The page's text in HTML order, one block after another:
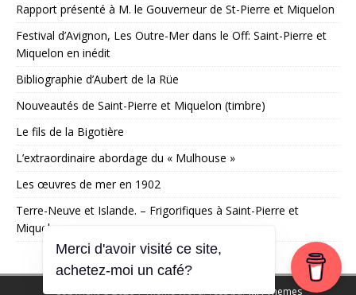
Rapport présenté à M. le Gouverneur de St-Pierre et Miquelon
Festival d’Avignon, Les Outre-Mer dans le Off: Saint-Pierre et
Miquelon en inédit
Bibliographie d’Aubert de la Rüe
Nouveautés de Saint-Pierre et Miquelon (timbre)
Le fils de la Bigotière
L’extraordinaire abordage du « Mulhouse »
Les œuvres de mer en 1902
Terre-Neuve et Islande. – Frigorifiques à Saint-Pierre et
Miquelon
Copyright © 2026 | Thème WordPress parMH Themes
Merci d'avoir visité ce site,
achetez-moi un café?